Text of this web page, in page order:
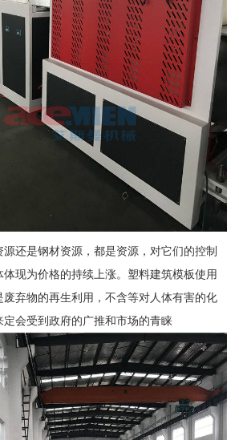
还是钢材资源，都是资源，对它们的控制
现为价格的持续上涨。塑料建筑模板使用
弃物的再生利用，不含等对人体有害的化
会受到政府的广推和市场的青睐